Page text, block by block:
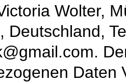
Wolter,
Deutschland,
Daten